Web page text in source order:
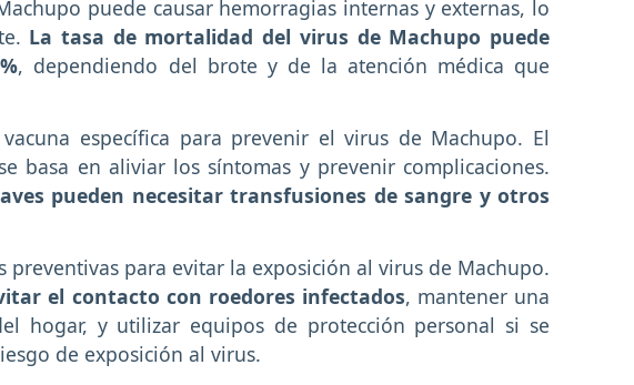
puede causar hemorragias internas y externas, lo
La tasa de mortalidad del virus de Machupo puede
, dependiendo del brote y de la atención médica que
específica para prevenir el virus de Machupo. El
basa en aliviar los síntomas y prevenir complicaciones.
pueden necesitar transfusiones de sangre y otros
preventivas para evitar la exposición al virus de Machupo.
el contacto con roedores infectados, mantener una
hogar, y utilizar equipos de protección personal si se
de exposición al virus.